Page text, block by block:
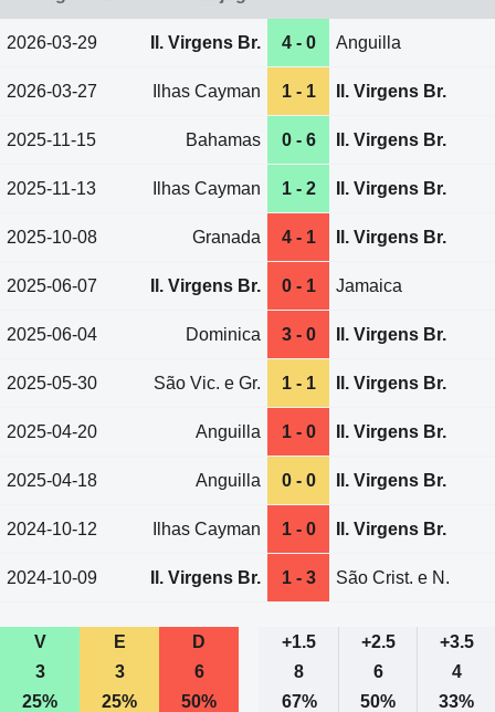
2026-03-29 Il. Virgens Br. 4 - 0 Anguilla
2026-03-27 Ilhas Cayman 1 - 1 Il. Virgens Br.
2025-11-15 Bahamas 0 - 6 Il. Virgens Br.
2025-11-13 Ilhas Cayman 1 - 2 Il. Virgens Br.
2025-10-08 Granada 4 - 1 Il. Virgens Br.
2025-06-07 Il. Virgens Br. 0 - 1 Jamaica
2025-06-04 Dominica 3 - 0 Il. Virgens Br.
2025-05-30 São Vic. e Gr. 1 - 1 Il. Virgens Br.
2025-04-20 Anguilla 1 - 0 Il. Virgens Br.
2025-04-18 Anguilla 0 - 0 Il. Virgens Br.
2024-10-12 Ilhas Cayman 1 - 0 Il. Virgens Br.
2024-10-09 Il. Virgens Br. 1 - 3 São Crist. e N.
V E D +1.5 +2.5
+3.5
3
3 6 8 6
4
25%
25% 50% 67% 50% 33%